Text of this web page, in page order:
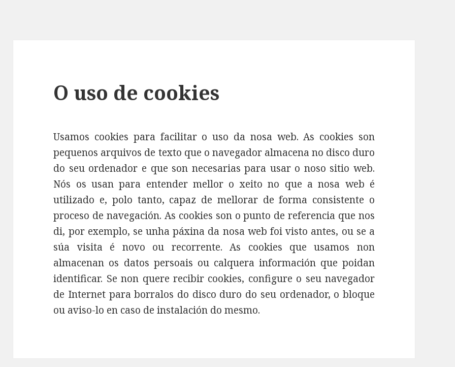
O uso de cookies
Usamos cookies para facilitar o uso da nosa web. As cookies son
pequenos arquivos de texto que o navegador almacena no disco duro
do seu ordenador e que son necesarias para usar o noso sitio web.
Nós os usan para entender mellor o xeito no que a nosa web é
utilizado e, polo tanto, capaz de mellorar de forma consistente o
proceso de navegación. As cookies son o punto de referencia que nos
di, por exemplo, se unha páxina da nosa web foi visto antes, ou se a
súa visita é novo ou recorrente. As cookies que usamos non
almacenan os datos persoais ou calquera información que poidan
identificar. Se non quere recibir cookies, configure o seu navegador
de Internet para borralos do disco duro do seu ordenador, o bloque
ou aviso-lo en caso de instalación do mesmo.